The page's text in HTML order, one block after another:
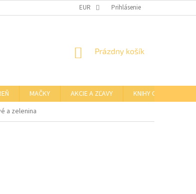
ÚDAJOV OTVÁRACIE HODINY KAMENNEJ PREDAJNE
EUR Prihlásenie
NÁKUPNÝ
Prázdny košík
MAČKY AKCIE A ZĽAVY
KNIHY O BARFE
a zelenina